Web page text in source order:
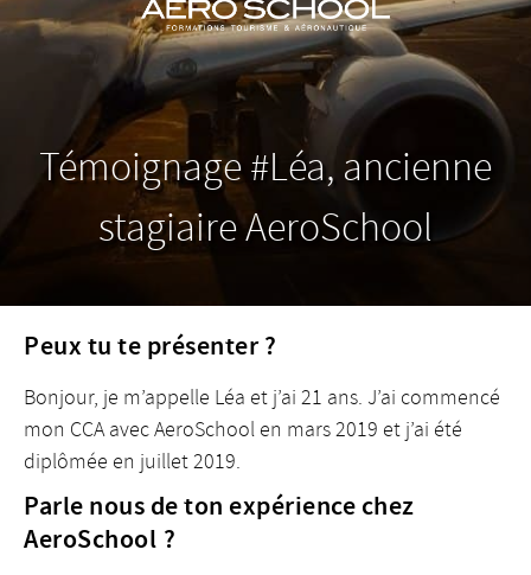
Témoignage #Léa, ancienne
stagiaire AeroSchool
Peux tu te présenter ?
Bonjour, je m’appelle Léa et j’ai 21 ans. J’ai commencé
mon CCA avec AeroSchool en mars 2019 et j’ai été
diplômée en juillet 2019.
Parle nous de ton expérience chez
AeroSchool ?